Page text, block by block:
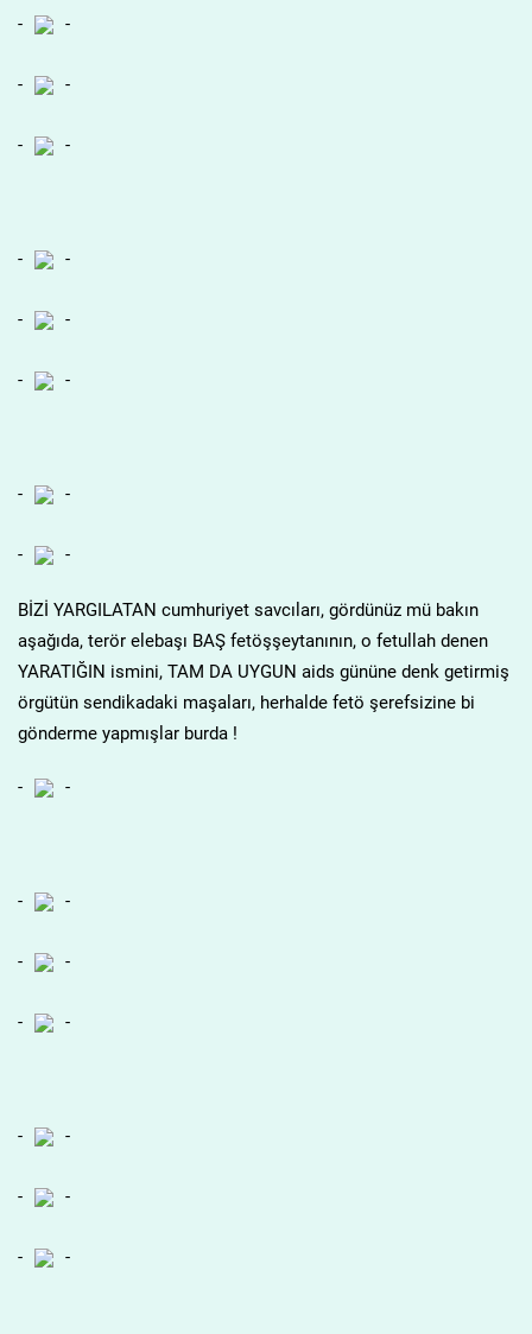
- -
- -
- -
- -
- -
- -
- -
- -
BİZİ YARGILATAN cumhuriyet savcıları, gördünüz mü bakın
aşağıda, terör elebaşı BAŞ fetöşşeytanının, o fetullah denen
YARATIĞIN ismini, TAM DA UYGUN aids gününe denk getirmiş
örgütün sendikadaki maşaları, herhalde fetö şerefsizine bi
gönderme yapmışlar burda !
- -
- -
- -
- -
- -
- -
- -